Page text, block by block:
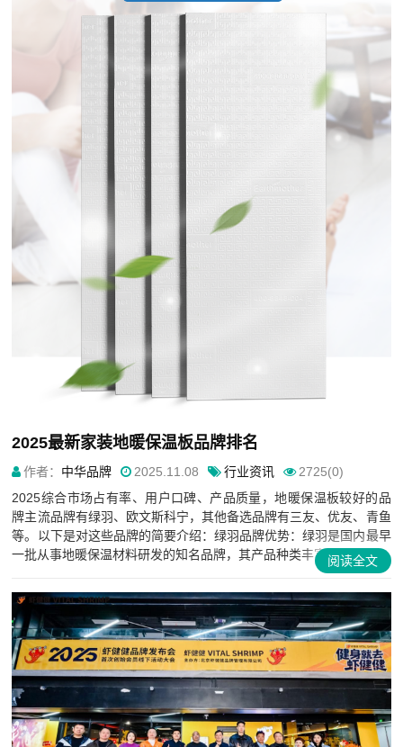
​2025最新家装地暖保温板品牌排名
作者： 中华品牌 2025.11.08 行业资讯
2725(0)
2025综合市场占有率、用户口碑、产品质量，地暖保温板较好的品
牌主流品牌有绿羽、欧文斯科宁，其他备选品牌有三友、优友、青鱼
等。以下是对这些品牌的简要介绍：绿羽品牌优势：绿羽是国内最早
一批从事地暖保温材料研发的知名品牌，其产品种类丰富，质量可...
阅读全文